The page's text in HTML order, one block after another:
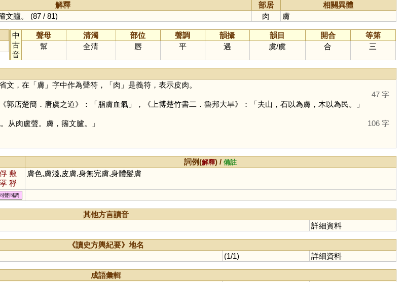
解釋 部居
相關異體
文臚。 (87 / 81) 肉 膚
中
古
音
聲母 清濁 部位 聲調 韻攝 韻目 開合
等第
幫
全清 唇 平 遇 虞/虞 合 三
文，在「膚 」字中作為聲符，「肉 」是義符，表示皮肉。
47 字
店楚簡．唐虞之道》：「脂膚血氣」，《上博楚竹書二．魯邦大旱》：「夫山，石以為膚，木以為民。」
从肉盧聲。膚，籒文臚。」 106 字
詞例(解釋) /備註
俘 敷
罦 稃
姇
膴
糐
麩
膚色,膚淺,皮膚,身無完膚,身體髮膚
同聲同調
其他方言讀音
詳細資料
《讀史方輿紀要》地名
(1/1) 詳細資料
成語彙輯